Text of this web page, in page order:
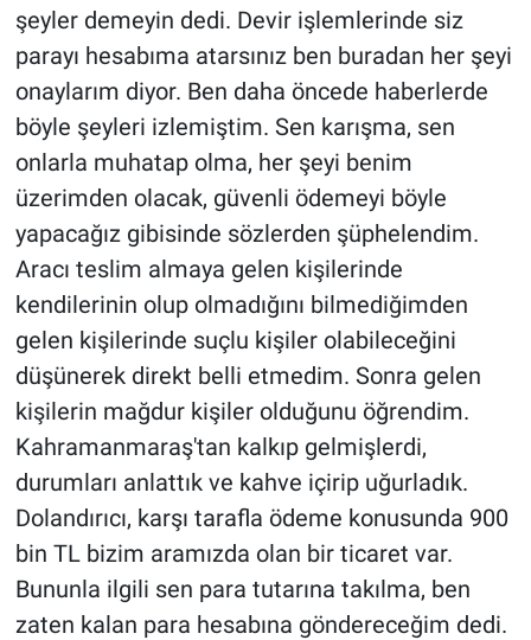
şeyler demeyin dedi. Devir işlemlerinde siz
parayı hesabıma atarsınız ben buradan her şeyi
onaylarım diyor. Ben daha öncede haberlerde
böyle şeyleri izlemiştim. Sen karışma, sen
onlarla muhatap olma, her şeyi benim
üzerimden olacak, güvenli ödemeyi böyle
yapacağız gibisinde sözlerden şüphelendim.
Aracı teslim almaya gelen kişilerinde
kendilerinin olup olmadığını bilmediğimden
gelen kişilerinde suçlu kişiler olabileceğini
düşünerek direkt belli etmedim. Sonra gelen
kişilerin mağdur kişiler olduğunu öğrendim.
Kahramanmaraş'tan kalkıp gelmişlerdi,
durumları anlattık ve kahve içirip uğurladık.
Dolandırıcı, karşı tarafla ödeme konusunda 900
bin TL bizim aramızda olan bir ticaret var.
Bununla ilgili sen para tutarına takılma, ben
zaten kalan para hesabına göndereceğim dedi.